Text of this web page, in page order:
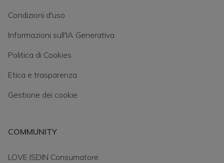
Condizioni d'uso
Informazioni sull'IA Generativa
Politica di Cookies
Etica e trasparenza
Gestione dei cookie
COMMUNITY
LOVE ISDIN Consumatore